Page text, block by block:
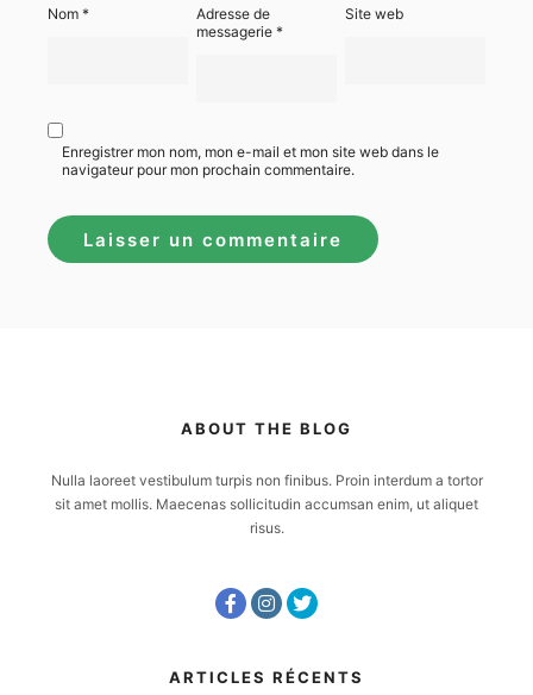
Nom *
Adresse de
messagerie*
Site web
Enregistrer mon nom, mon e-mail et mon site web dans le
navigateur pour mon prochain commentaire.
ABOUT THE BLOG
Nulla laoreet vestibulum turpis non finibus. Proin interdum a tortor
sit amet mollis. Maecenas sollicitudin accumsan enim, ut aliquet
risus.
ARTICLES RÉCENTS